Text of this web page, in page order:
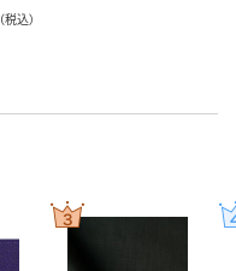
（税込）